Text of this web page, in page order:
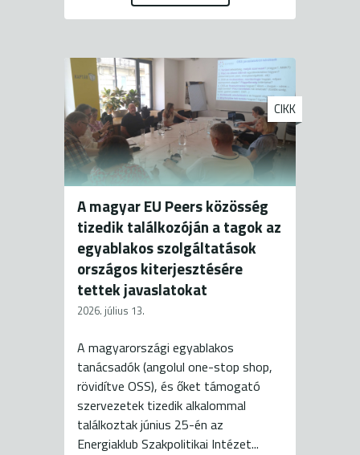
CIKK
A magyar EU Peers közösség
tizedik találkozóján a tagok az
egyablakos szolgáltatások
országos kiterjesztésére
tettek javaslatokat
2026. július 13.
A magyarországi egyablakos
tanácsadók (angolul one-stop shop,
rövidítve OSS), és őket támogató
szervezetek tizedik alkalommal
találkoztak június 25-én az
Energiaklub Szakpolitikai Intézet...